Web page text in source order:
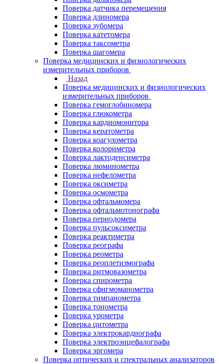
Поверка датчика перемещения
Поверка длиномера
Поверка зубомера
Поверка катетомера
Поверка таксометра
Поверка шагомера
Поверка медицинских и физиологических
измерительных приборов
Назад
Поверка медицинских и физиологических
измерительных приборов
Поверка гемоглобиномера
Поверка глюкометра
Поверка кардиомонитора
Поверка кератометра
Поверка коагулометра
Поверка колориметра
Поверка лактоденсиметра
Поверка люминометра
Поверка нефелометра
Поверка оксиметра
Поверка осмометра
Поверка офтальмомера
Поверка офтальмотонографа
Поверка периодомера
Поверка пульсоксиметра
Поверка реактиметра
Поверка реографа
Поверка реометра
Поверка реоплетизмографа
Поверка ритмовазометра
Поверка спирометра
Поверка сфигмоманометра
Поверка тимпанометра
Поверка тонометра
Поверка урометра
Поверка цитометра
Поверка электрокардиографа
Поверка электроэнцефалографа
Поверка эргомера
Поверка оптических и спектральных анализаторов